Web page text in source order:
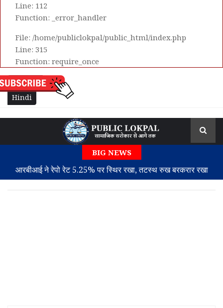
Line: 112
Function: _error_handler
File: /home/publiclokpal/public_html/index.php
Line: 315
Function: require_once
English
Hindi
BIG NEWS
आरबीआई ने रेपो रेट 5.25% पर स्थिर रखा, तटस्थ रुख बरकरार रखा